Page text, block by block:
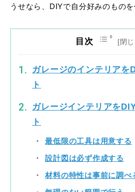
うせなら、DIYで自分好みのもの
目次
ガレージのインテリアを
ト
ガレージインテリアを
ト
最低限の工具は用意する
設計図は必ず作成する
材料の特性は事前に調べ